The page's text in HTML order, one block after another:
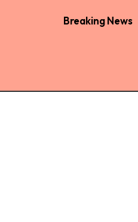
Breaking News